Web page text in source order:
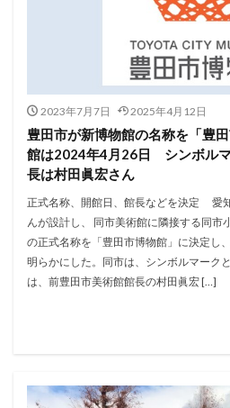
2023年7月7日 2025年4月12日
豊田市が新博物館の名称を「豊
館は2024年4月26日 シンボル
長は村田眞宏さん
正式名称、開館日、館長などを決定 愛
んが設計し、 同市美術館に隣接する同市
の正式名称を「豊田市博物館」に決定し
明らかにした。同市は、シンボルマーク
は、前豊田市美術館館長の村田眞宏 […]